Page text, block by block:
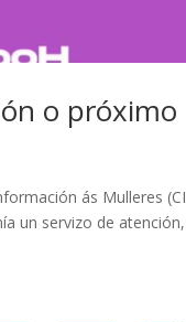
o
ás Mulleres
un servizo de